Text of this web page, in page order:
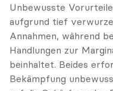
Unbewusste
aufgrund tief
Annahmen, während
Handlungen zur
beinhaltet. Beides
Bekämpfung